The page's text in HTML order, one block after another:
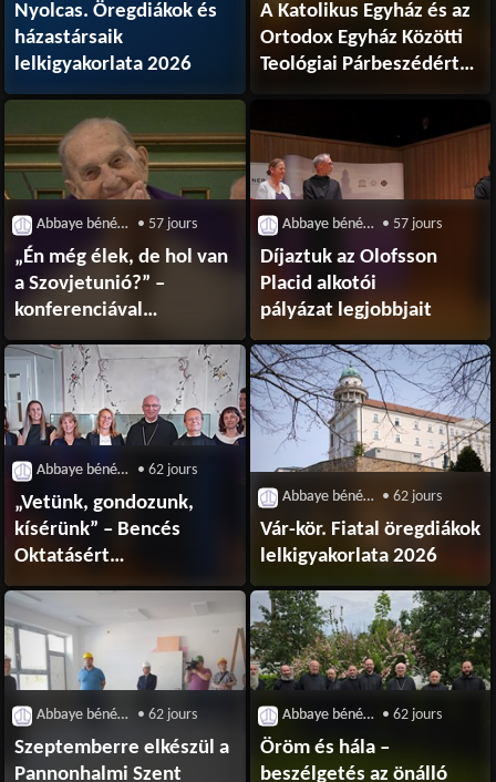
Nyolcas. Öregdiákok és
házastársaik
lelkigyakorlata 2026
A Katolikus Egyház és az
Ortodox Egyház Közötti
Teológiai Párbeszédért
Felelős Nemzetközi
Vegyesbizottság Közös
Koordinációs
Testülete Pannonhalmán
Abbaye bénédictine de Pannonhalma • 57 jours
„Én még élek, de hol van
a Szovjetunió?” –
konferenciával
emlékeztünk
Placid atyára
Abbaye bénédictine de Pannonhalma • 57 jours
Díjaztuk az Olofsson
Placid alkotói
pályázat legjobbjait
Abbaye bénédictine de Pannonhalma • 62 jours
„Vetünk, gondozunk,
kísérünk” – Bencés
Oktatásért
Kitüntetés 2026
Abbaye bénédictine de Pannonhalma • 62 jours
Vár-kör. Fiatal öregdiákok
lelkigyakorlata 2026
Abbaye bénédictine de Pannonhalma • 62 jours
Szeptemberre elkészül a
Pannonhalmi Szent
Abbaye bénédictine de Pannonhalma • 62 jours
Öröm és hála –
beszélgetés az önálló